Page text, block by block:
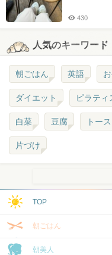
430
人気のキーワード
朝ごはん 英語
ダイエット ピラティ
白菜 豆腐 トー
片づけ
TOP
朝ごはん
朝美人